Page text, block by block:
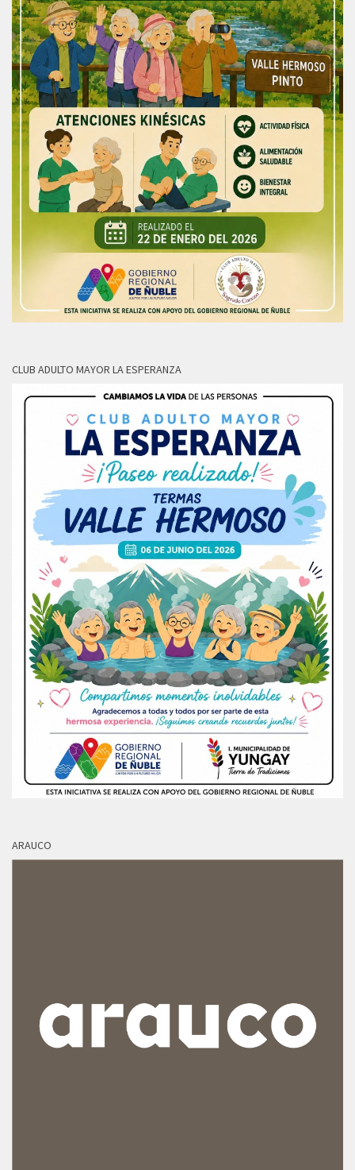
CLUB ADULTO MAYOR LA ESPERANZA
ARAUCO